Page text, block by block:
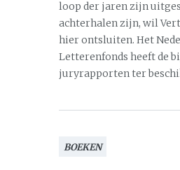
loop der jaren zijn
achterhalen zijn, wil
hier ontsluiten. Het
Letterenfonds heeft de
juryrapporten ter
BOEKEN